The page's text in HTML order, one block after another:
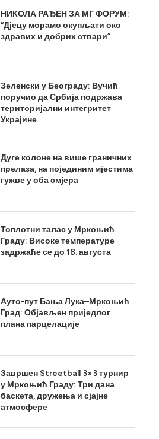
НИКОЛА РАЂЕН ЗА МГ ФОРУМ:
“Дјецу морамо окупљати око
здравих и добрих ствари”
Зеленски у Београду: Вучић
поручио да Србија подржава
територијални интегритет
Украјине
Дуге колоне на више граничних
прелаза, на појединим мјестима
гужве у оба смјера
Топлотни талас у Мркоњић
Граду: Високе температуре
задржаће се до 18. августа
Ауто-пут Бања Лука–Мркоњић
Град: Објављен приједлог
плана парцелације
Завршен Streetball 3×3 турнир
у Мркоњић Граду: Три дана
баскета, дружења и сјајне
атмосфере